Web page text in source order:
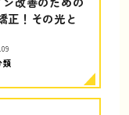
正！その光と
類